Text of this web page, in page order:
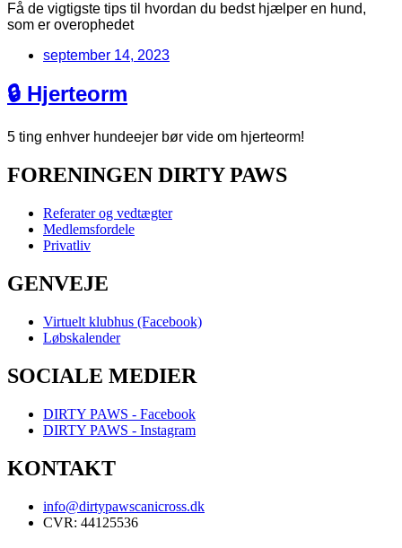
Få de vigtigste tips til hvordan du bedst hjælper en hund,
som er overophedet
september 14, 2023
🔒 Hjerteorm
5 ting enhver hundeejer bør vide om hjerteorm!
FORENINGEN DIRTY PAWS
Referater og vedtægter
Medlemsfordele
Privatliv
GENVEJE
Virtuelt klubhus (Facebook)
Løbskalender
SOCIALE MEDIER
DIRTY PAWS - Facebook
DIRTY PAWS - Instagram
KONTAKT
info@dirtypawscanicross.dk
CVR: 44125536